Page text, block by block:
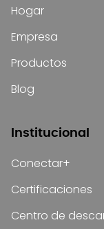
Hogar
Empresa
Productos
Blog
Institucional
Conectar+
Certificaciones
Centro de